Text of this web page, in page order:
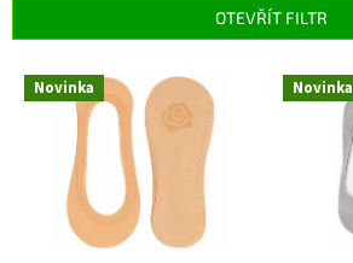
r
OTEVŘÍT FILTR
V Novinka Novinka